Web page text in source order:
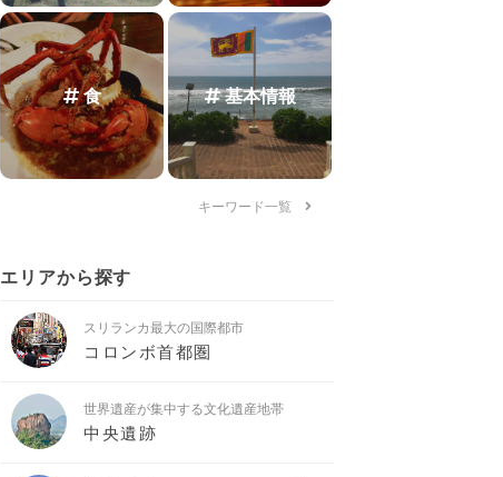
食 基本情報
キーワード一覧
エリアから探す
スリランカ最大の国際都市
コロンボ首都圏
世界遺産が集中する文化遺産地帯
中央遺跡